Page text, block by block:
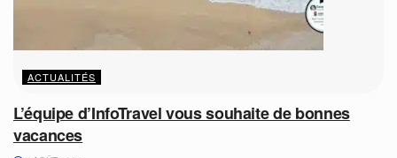
ACTUALITÉS
L’équipe d’InfoTravel vous souhaite de bonnes
vacances